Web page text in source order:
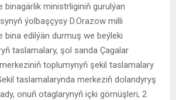
binagärlik ministrliginiň gurulýan
ýolbaşçysy D.Orazow milli
bina edilýän durmuş we beýleki
taslamalary, şol sanda Çagalar
toplumynyň şekil taslamalary
taslamalarynda merkeziň dolandyryş
onuň otaglarynyň içki görnüşleri, 2